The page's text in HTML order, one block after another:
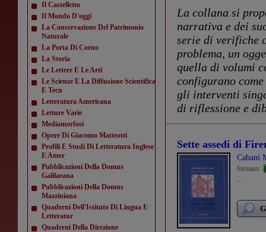
Il Castelletto
Il Mondo D'oggi
La Conservazione Del Patrimonio
Naturale
La Porta Di Corno
La Storia
Le Lettere E Le Arti
Le Scienze E La Diffusione Scientifica
E Tecn
Letteratura Americana
Letture Varie
Mediamorfosi
Opere Di Giacomo Matteotti
Profili E Studi Di Letteratura Inglese
E Amer
Pubblicazioni Della Domus
Galilaeana
Pubblicazioni Della Domus
Mazziniana
Quaderni Dell'Istituto Di Lingua E
Letteratur
Quaderni Della Direzione
La collana si
narrativa e dei
serie di verifiche
problema, un
quella di volumi
configurano
gli interventi
di riflessione e
Sette assedi di
Cabani
formato:
...